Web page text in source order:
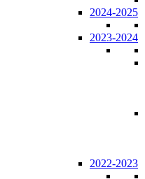
2024-2025
2023-2024
2022-2023